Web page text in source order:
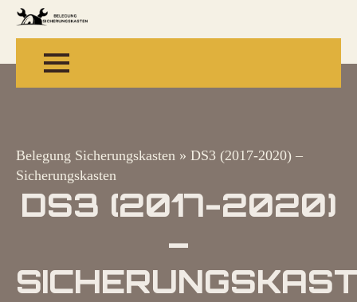
Belegung Sicherungskasten » DS3 (2017-2020) –
Sicherungskasten
DS3 (2017-2020)
–